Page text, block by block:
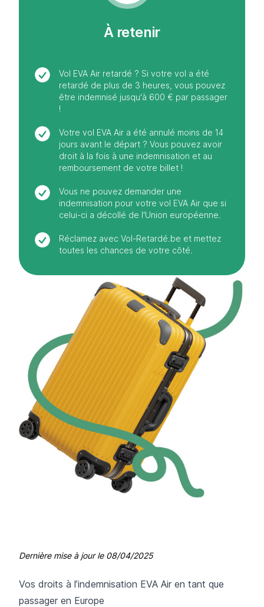
À retenir
Vol EVA Air retardé ? Si votre vol a été
retardé de plus de 3 heures, vous pouvez
être indemnisé jusqu'à 600 € par passager
!
Votre vol EVA Air a été annulé moins de 14
jours avant le départ ? Vous pouvez avoir
droit à la fois à une indemnisation et au
remboursement de votre billet !
Vous ne pouvez demander une
indemnisation pour votre vol EVA Air que si
celui-ci a décollé de l'Union européenne.
Réclamez avec Vol-Retardé.be et mettez
toutes les chances de votre côté.
Dernière mise à jour le 08/04/2025
Vos droits à l’indemnisation EVA Air en tant que
passager en Europe